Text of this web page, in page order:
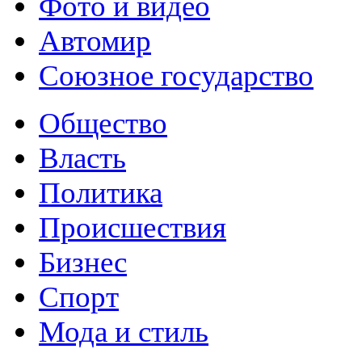
Автомир
Союзное государство
Общество
Власть
Политика
Происшествия
Бизнес
Спорт
Мода и стиль